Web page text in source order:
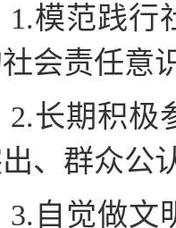
1.模范践行
会责任意
2.长期积极
、群众公
3.自觉做文